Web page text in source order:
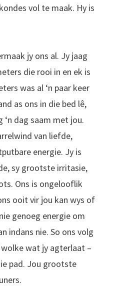
vol te maak. Hy is
jy ons al. Jy jaag
die rooi in en ek is
was al ‘n paar keer
as ons in die bed lê,
‘n dag saam met jou.
van liefde,
energie. Jy is
sy grootste irritasie,
Ons is ongelooflik
ooit vir jou kan wys of
genoeg energie om
indans nie. So ons volg
wat jy agterlaat –
pad. Jou grootste